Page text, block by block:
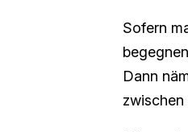
Sofern
Dann